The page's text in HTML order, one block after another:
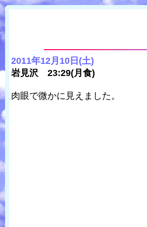
2011年12月10日(土)
岩見沢 23:29(月食)
肉眼で微かに見えました。